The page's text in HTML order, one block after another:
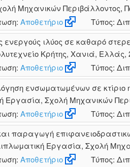
Μηχανικών Περιβάλλοντος,
Αποθετήριο
Τύπος:
ιλύος σε καθαρό
Κρήτης, Χανιά, Ελλάς,
Αποθετήριο
Τύπος:
ενσωματωμένων σε
Εργασία, Σχολή Μηχανικών
Αποθετήριο
Τύπος:
παραγωγή
Εργασία, Σχολή
Αποθετήριο
Τύπος: